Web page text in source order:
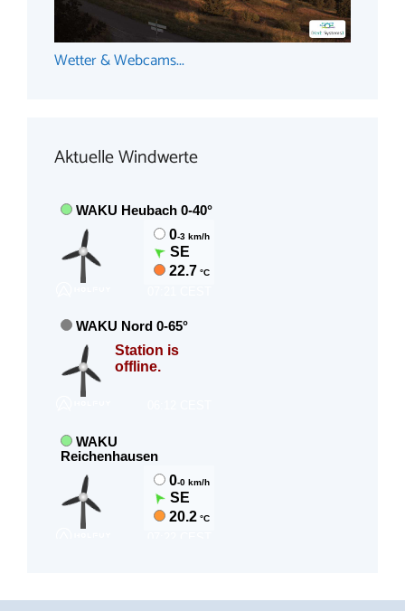
Wetter & Webcams...
Aktuelle Windwerte